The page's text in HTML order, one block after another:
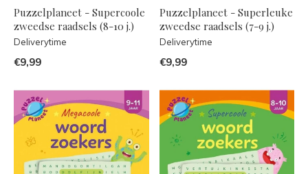
Puzzelplaneet - Supercoole
zweedse raadsels (8-10 j.)
Deliverytime
€9,99
Puzzelplaneet - Superleuke
zweedse raadsels (7-9 j.)
Deliverytime
€9,99